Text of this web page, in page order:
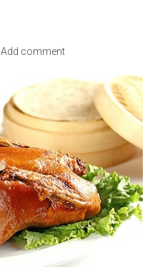
Add comment